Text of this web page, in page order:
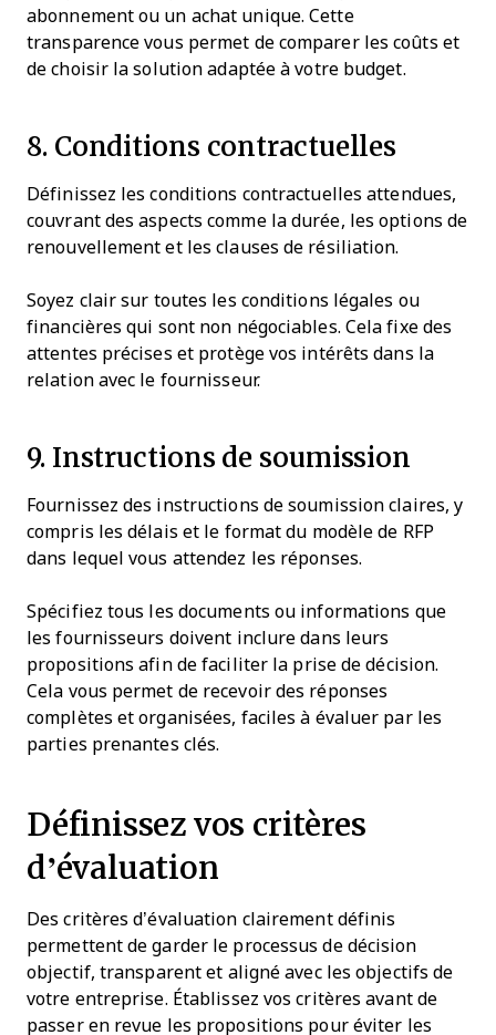
abonnement ou un achat unique. Cette
transparence vous permet de comparer les coûts et
de choisir la solution adaptée à votre budget.
8. Conditions contractuelles
Définissez les conditions contractuelles attendues,
couvrant des aspects comme la durée, les options de
renouvellement et les clauses de résiliation.
Soyez clair sur toutes les conditions légales ou
financières qui sont non négociables. Cela fixe des
attentes précises et protège vos intérêts dans la
relation avec le fournisseur.
9. Instructions de soumission
Fournissez des instructions de soumission claires, y
compris les délais et le format du modèle de RFP
dans lequel vous attendez les réponses.
Spécifiez tous les documents ou informations que
les fournisseurs doivent inclure dans leurs
propositions afin de faciliter la prise de décision.
Cela vous permet de recevoir des réponses
complètes et organisées, faciles à évaluer par les
parties prenantes clés.
Définissez vos critères
d’évaluation
Des critères d’évaluation clairement définis
permettent de garder le processus de décision
objectif, transparent et aligné avec les objectifs de
votre entreprise. Établissez vos critères avant de
passer en revue les propositions pour éviter les